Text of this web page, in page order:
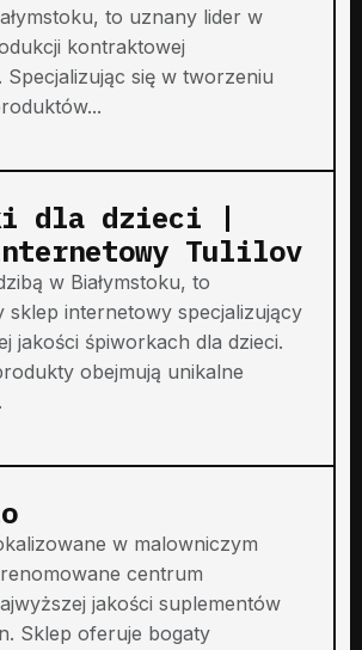
to uznany lider w
kontraktowej
Specjalizując się w tworzeniu
dla dzieci |
Tulilov
w Białymstoku, to
sklep internetowy specjalizujący
jakości śpiworkach dla dzieci.
obejmują unikalne
w malowniczym
centrum
jakości suplementów
Sklep oferuje bogaty